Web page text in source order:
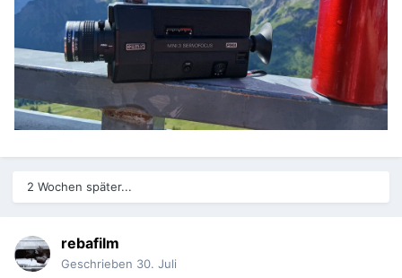
2 Wochen später...
rebafilm
Geschrieben 30. Juli